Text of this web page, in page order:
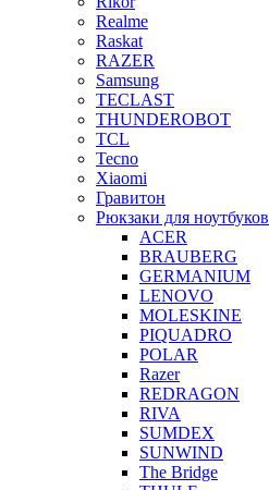
Realme
Raskat
RAZER
Samsung
TECLAST
THUNDEROBOT
TCL
Tecno
Xiaomi
Гравитон
Рюкзаки для ноутбуков
ACER
BRAUBERG
GERMANIUM
LENOVO
MOLESKINE
PIQUADRO
POLAR
Razer
REDRAGON
RIVA
SUMDEX
SUNWIND
The Bridge